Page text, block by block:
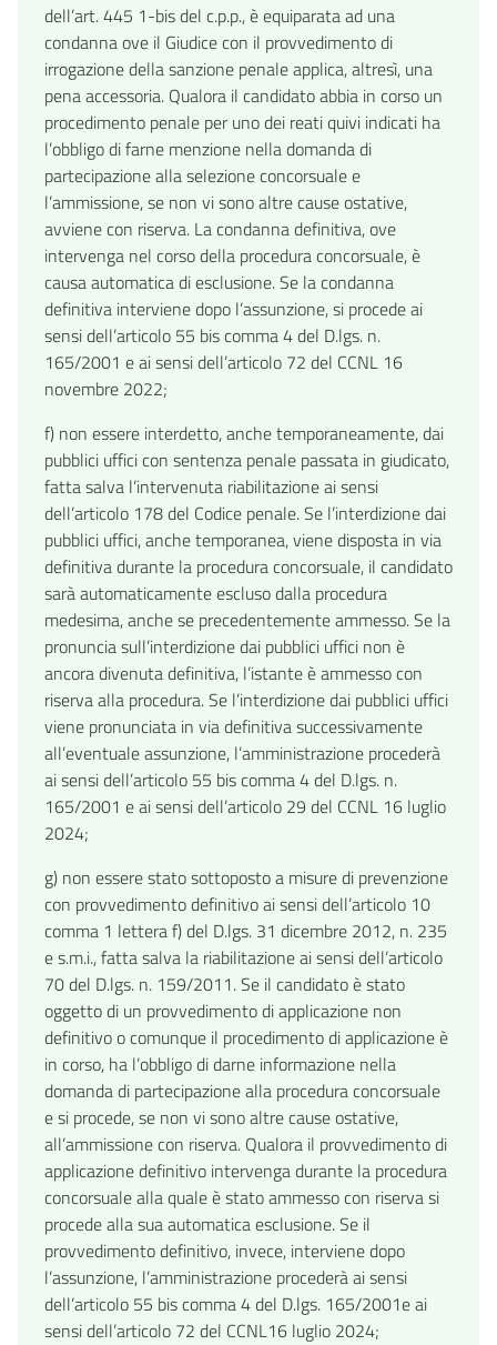
dell’art. 445 1-bis del c.p.p., è equiparata ad una
condanna ove il Giudice con il provvedimento di
irrogazione della sanzione penale applica, altresì, una
pena accessoria. Qualora il candidato abbia in corso un
procedimento penale per uno dei reati quivi indicati ha
l’obbligo di farne menzione nella domanda di
partecipazione alla selezione concorsuale e
l’ammissione, se non vi sono altre cause ostative,
avviene con riserva. La condanna definitiva, ove
intervenga nel corso della procedura concorsuale, è
causa automatica di esclusione. Se la condanna
definitiva interviene dopo l’assunzione, si procede ai
sensi dell’articolo 55 bis comma 4 del D.lgs. n.
165/2001 e ai sensi dell’articolo 72 del CCNL 16
novembre 2022;
f) non essere interdetto, anche temporaneamente, dai
pubblici uffici con sentenza penale passata in giudicato,
fatta salva l’intervenuta riabilitazione ai sensi
dell’articolo 178 del Codice penale. Se l’interdizione dai
pubblici uffici, anche temporanea, viene disposta in via
definitiva durante la procedura concorsuale, il candidato
sarà automaticamente escluso dalla procedura
medesima, anche se precedentemente ammesso. Se la
pronuncia sull’interdizione dai pubblici uffici non è
ancora divenuta definitiva, l’istante è ammesso con
riserva alla procedura. Se l’interdizione dai pubblici uffici
viene pronunciata in via definitiva successivamente
all’eventuale assunzione, l’amministrazione procederà
ai sensi dell’articolo 55 bis comma 4 del D.lgs. n.
165/2001 e ai sensi dell’articolo 29 del CCNL 16 luglio
2024;
g) non essere stato sottoposto a misure di prevenzione
con provvedimento definitivo ai sensi dell’articolo 10
comma 1 lettera f) del D.lgs. 31 dicembre 2012, n. 235
e s.m.i., fatta salva la riabilitazione ai sensi dell’articolo
70 del D.lgs. n. 159/2011. Se il candidato è stato
oggetto di un provvedimento di applicazione non
definitivo o comunque il procedimento di applicazione è
in corso, ha l’obbligo di darne informazione nella
domanda di partecipazione alla procedura concorsuale
e si procede, se non vi sono altre cause ostative,
all’ammissione con riserva. Qualora il provvedimento di
applicazione definitivo intervenga durante la procedura
concorsuale alla quale è stato ammesso con riserva si
procede alla sua automatica esclusione. Se il
provvedimento definitivo, invece, interviene dopo
l’assunzione, l’amministrazione procederà ai sensi
dell’articolo 55 bis comma 4 del D.lgs. 165/2001e ai
sensi dell’articolo 72 del CCNL16 luglio 2024;